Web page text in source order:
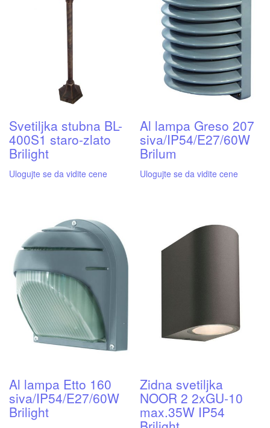
Svetiljka stubna BL-
400S1 staro-zlato
Brilight
Ulogujte se da vidite cene
Al lampa Greso 207
siva/IP54/E27/60W
Brilum
Ulogujte se da vidite cene
Al lampa Etto 160
siva/IP54/E27/60W
Brilight
Zidna svetiljka
NOOR 2 2xGU-10
max.35W IP54